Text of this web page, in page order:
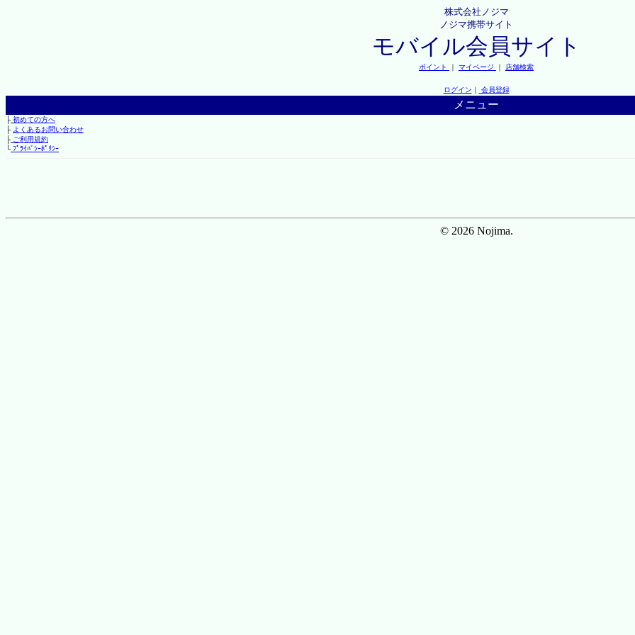
株式会社ノジマ
ノジマ携帯サイト
モバイル会員サイト
ポイント ｜ マイページ ｜ 店舗検索
ログイン ｜ 会員登録
メニュー
├初めての方へ
├ よくあるお問い合わせ
├ご利用規約
└ﾌﾟﾗｲﾊﾞｼｰﾎﾟﾘｼｰ
© 2026 Nojima.